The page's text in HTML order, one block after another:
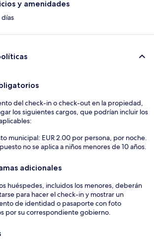
y amenidades
días
del check-in o check-out en la propiedad,
los siguientes cargos, que podrían incluir los
municipal: EUR 2.00 por persona, por noche.
no se aplica a niños menores de 10 años.
adicionales
huéspedes, incluidos los menores, deberán
para hacer el check-in y mostrar un
de identidad o pasaporte con foto
por su correspondiente gobierno.